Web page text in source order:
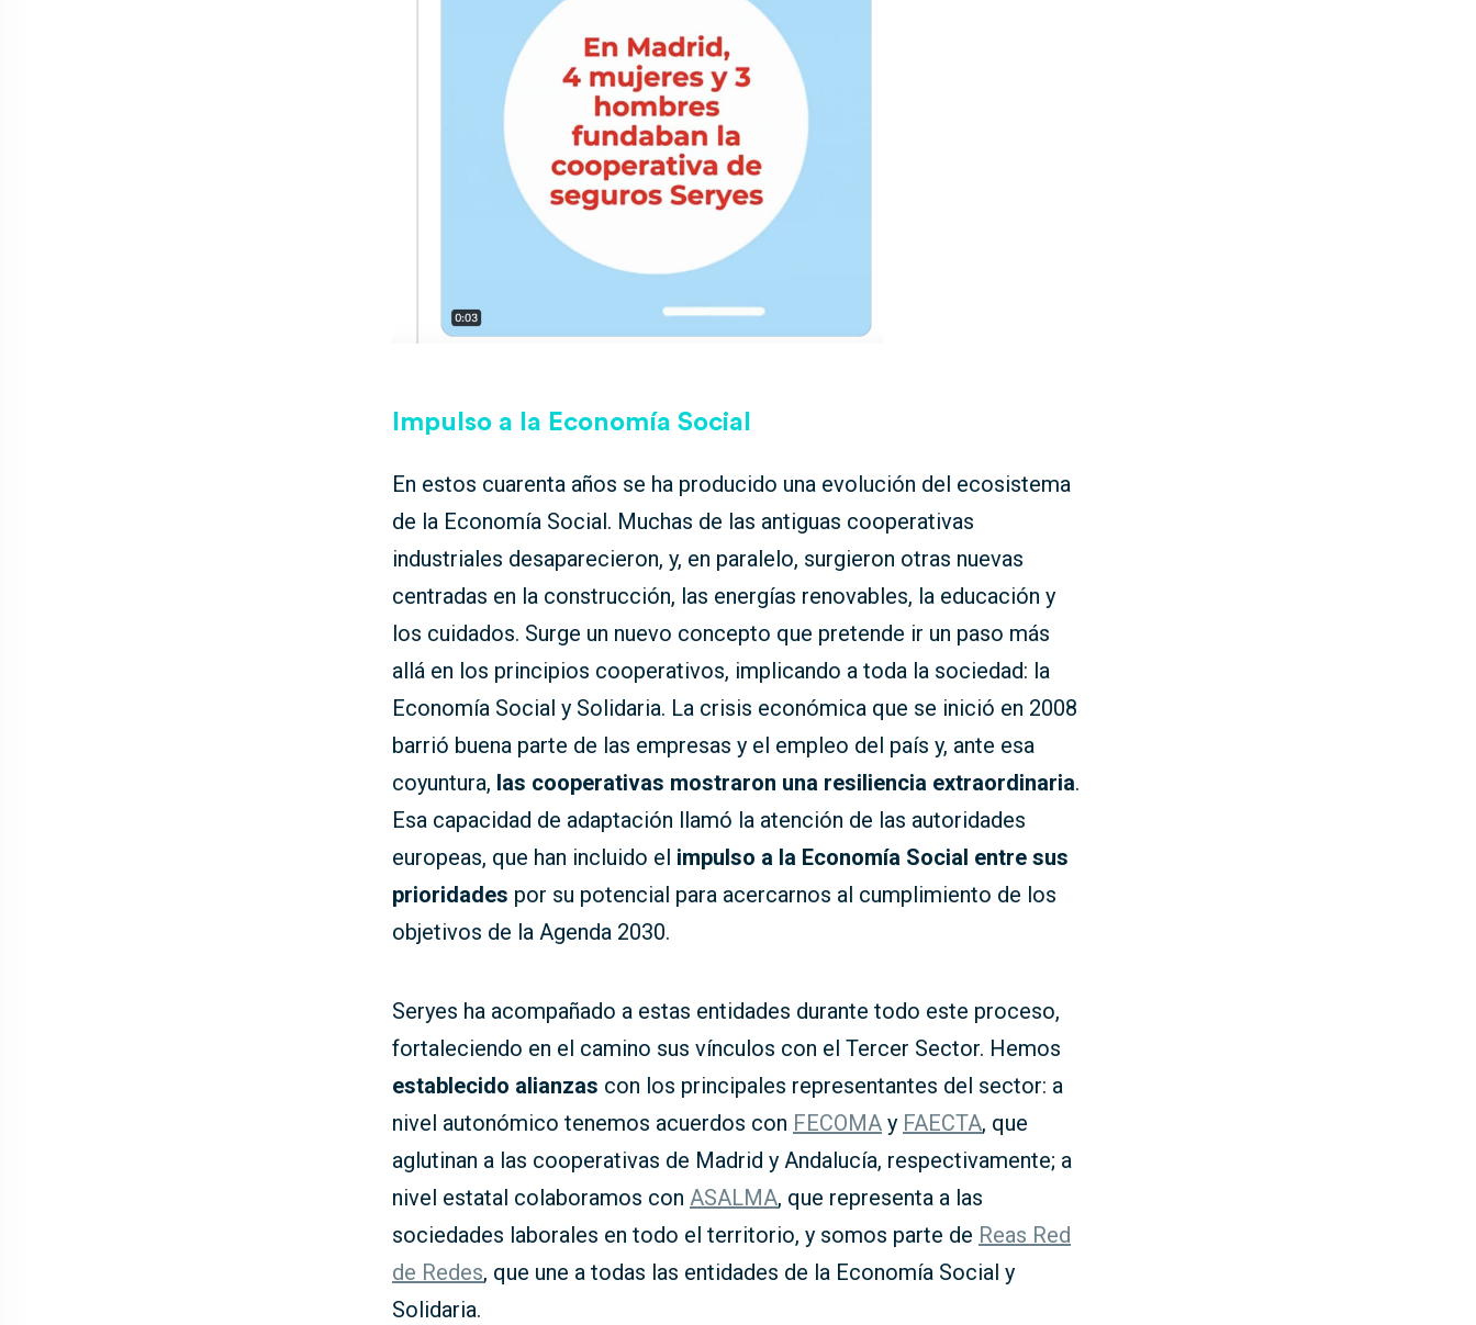
Impulso a la Economía Social
En estos cuarenta años se ha producido una evolución del ecosistema
de la Economía Social. Muchas de las antiguas cooperativas
industriales desaparecieron, y, en paralelo, surgieron otras nuevas
centradas en la construcción, las energías renovables, la educación y
los cuidados. Surge un nuevo concepto que pretende ir un paso más
allá en los principios cooperativos, implicando a toda la sociedad: la
Economía Social y Solidaria. La crisis económica que se inició en 2008
barrió buena parte de las empresas y el empleo del país y, ante esa
coyuntura, las cooperativas mostraron una resiliencia extraordinaria.
Esa capacidad de adaptación llamó la atención de las autoridades
europeas, que han incluido el impulso a la Economía Social entre sus
prioridades por su potencial para acercarnos al cumplimiento de los
objetivos de la Agenda 2030.
Seryes ha acompañado a estas entidades durante todo este proceso,
fortaleciendo en el camino sus vínculos con el Tercer Sector. Hemos
establecido alianzas con los principales representantes del sector: a
nivel autonómico tenemos acuerdos con FECOMA y FAECTA, que
aglutinan a las cooperativas de Madrid y Andalucía, respectivamente; a
nivel estatal colaboramos con ASALMA, que representa a las
sociedades laborales en todo el territorio, y somos parte de Reas Red
de Redes, que une a todas las entidades de la Economía Social y
Solidaria.